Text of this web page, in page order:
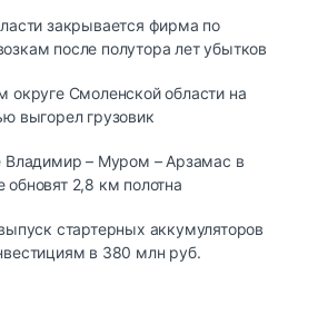
закрывается фирма по
после полутора лет убытков
округе Смоленской области на
выгорел грузовик
Владимир – Муром – Арзамас в
2,8 км полотна
стартерных аккумуляторов
в 380 млн руб.